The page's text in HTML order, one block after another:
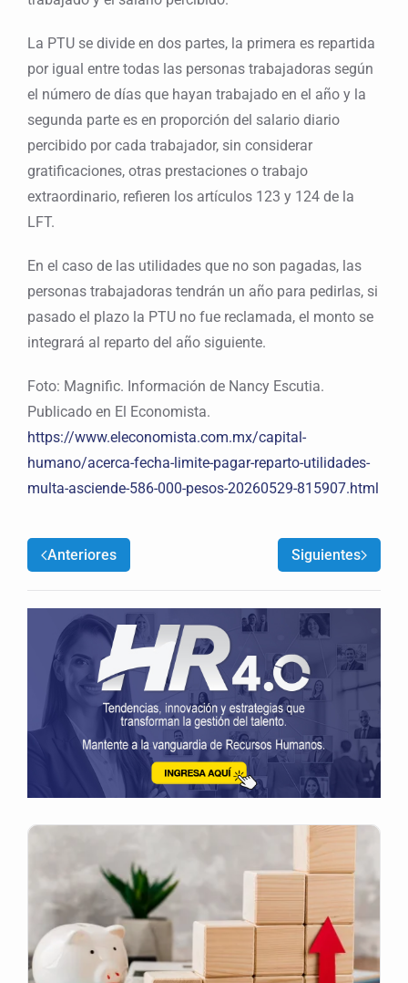
La PTU se divide en dos partes, la primera es repartida
por igual entre todas las personas trabajadoras según
el número de días que hayan trabajado en el año y la
segunda parte es en proporción del salario diario
percibido por cada trabajador, sin considerar
gratificaciones, otras prestaciones o trabajo
extraordinario, refieren los artículos 123 y 124 de la
LFT.
En el caso de las utilidades que no son pagadas, las
personas trabajadoras tendrán un año para pedirlas, si
pasado el plazo la PTU no fue reclamada, el monto se
integrará al reparto del año siguiente.
Foto: Magnific. Información de Nancy Escutia.
Publicado en El Economista.
https://www.eleconomista.com.mx/capital-
humano/acerca-fecha-limite-pagar-reparto-utilidades-
multa-asciende-586-000-pesos-20260529-815907.html
Anteriores Siguientes